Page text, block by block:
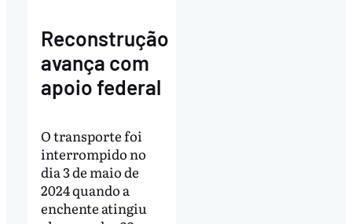
Reconstrução
avança com
apoio federal
O transporte foi
interrompido no
dia 3 de maio de
2024 quando a
enchente atingiu